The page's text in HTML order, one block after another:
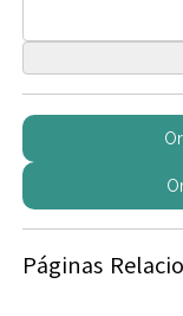
Páginas